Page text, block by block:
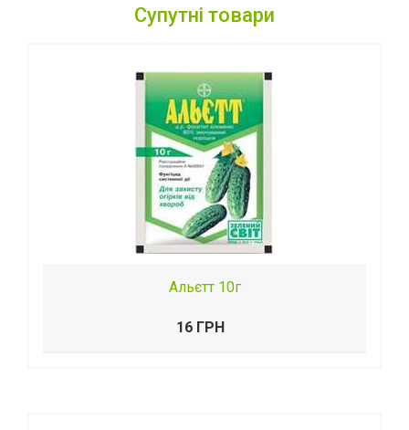
Супутні товари
Альєтт 10г
16 ГРН